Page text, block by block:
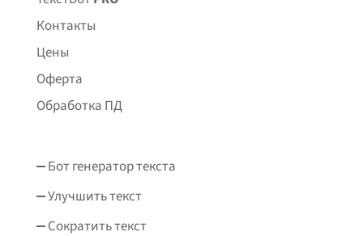
Контакты
Цены
Оферта
Обработка ПД
Бот генератор текста
Улучшить текст
Сократить текст